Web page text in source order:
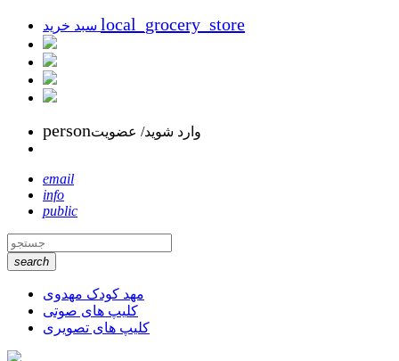
local_grocery_store
personوارد شوید/ عضویت
email
info
public
search
مهد کودک مهدوی
کلیپ های صوتی
کلیپ های تصویری